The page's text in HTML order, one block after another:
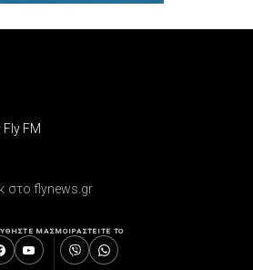
FM
στο flynews.gr
ΜΑΣΜΟΙΡΑΣΤΕΙΤΕ ΤΟ